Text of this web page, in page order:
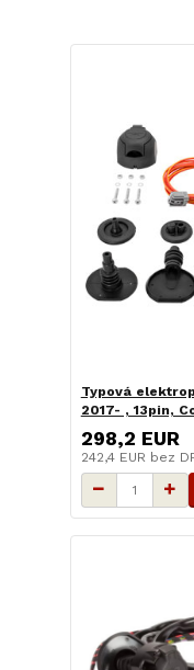
Typová
2017- , 13pin,
298,2 EUR
242,4 EUR bez